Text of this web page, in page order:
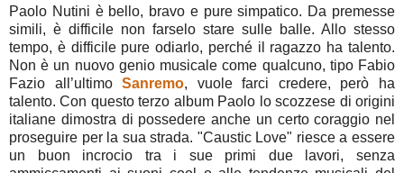
Paolo Nutini è bello, bravo e pure simpatico. Da premesse
simili, è difficile non farselo stare sulle balle. Allo stesso
tempo, è difficile pure odiarlo, perché il ragazzo ha talento.
Non è un nuovo genio musicale come qualcuno, tipo Fabio
Fazio all’ultimoSanremo, vuole farci credere, però ha
talento. Con questo terzo album Paolo lo scozzese di origini
italiane dimostra di possedere anche un certo coraggio nel
proseguire per la sua strada. "Caustic Love" riesce a essere
un buon incrocio tra i sue primi due lavori, senza